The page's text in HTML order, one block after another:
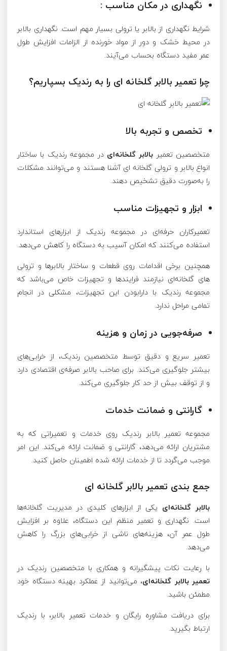
نگهداری در مکان مناسب :
شرایط نگهداری از بالابر یا ترولی بسیار مهم است. نگهداری بالابر
در محیط خشک و دور از مواد خورنده از الزامات افزایش طول
عمر مفید دستگاه بحساب می‌آیند.
چرا تعمیر بالابر گلخانه ای را به رندیک بسپاریم؟
تخصص و تجربه بالا
متخصصین تعمیر بالابر گلخانه‌ایدر مجموعه رندیک با ساختار
انواع بالابر و ترولی گلخانه ای آشنا هستند و می‌توانند مشکلات
را به‌صورت دقیق تشخیص دهند.
ابزار و تجهیزات مناسب
تعمیرکاران حرفه‌ای در مجموعه رندیک از ابزارهای استاندارد
استفاده می‌کنند که امکان آسیب به دستگاه را کاهش می‌دهد.
همچنین برخی اقدامات روی قطعات و ساختار بالابرها و ترولی
های گلخانه‌ای نیازمند فرایندها و تجهیزات خاص می‌باشد که
مجموعه رندیک با دارابودن این تجهیزات، مشکلی در انجام
تمامی مراحل ندارد.
صرفه‌جویی در زمان و هزینه
تعمیر سریع و دقیق توسط متخصصین رندیک، از خرابی‌های
بیشتر جلوگیری می‌کند. برای صاحب بالابر صرفه‌ی اقتصادی دارد
و از توقف بیش از حد کار جلوگیری می‌کند.
گارانتی و ضمانت خدمات
مجموعه تعمیر بالابر رندیک روی خدمات و تعمیراتی که به
مشتریان ارائه می‌دهد، گارانتی و ضمانت ارائه می‌کند. این امر
موجب می‌گردد تا از خدمات ارائه شده اطمینان حاصل کنید.
جمع بندی تعمیر بالابر گلخانه ای
بالابر گلخانه‌ای یکی از ابزارهای کلیدی در مدیریت گلخانه‌ها
است. نگهداری و تعمیر منظم این دستگاه، علاوه بر افزایش
طول عمر آن، هزینه‌های ناشی از خرابی‌های بزرگ را کاهش
می‌دهد.
با رعایت نکات پیشگیرانه و همکاری با متخصصین رندیک در
تعمیر بالابر گلخانه‌ای، می‌توانید از عملکرد بهینه دستگاه خود
مطمئن باشید.
برای دریافت مشاوره رایگان و خدمات تعمیر بالابر، با رندیک
ارتباط بگیرید.